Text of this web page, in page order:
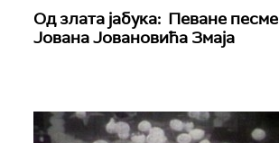
Од злата јабука: Певане песме
Јована Јовановића Змаја